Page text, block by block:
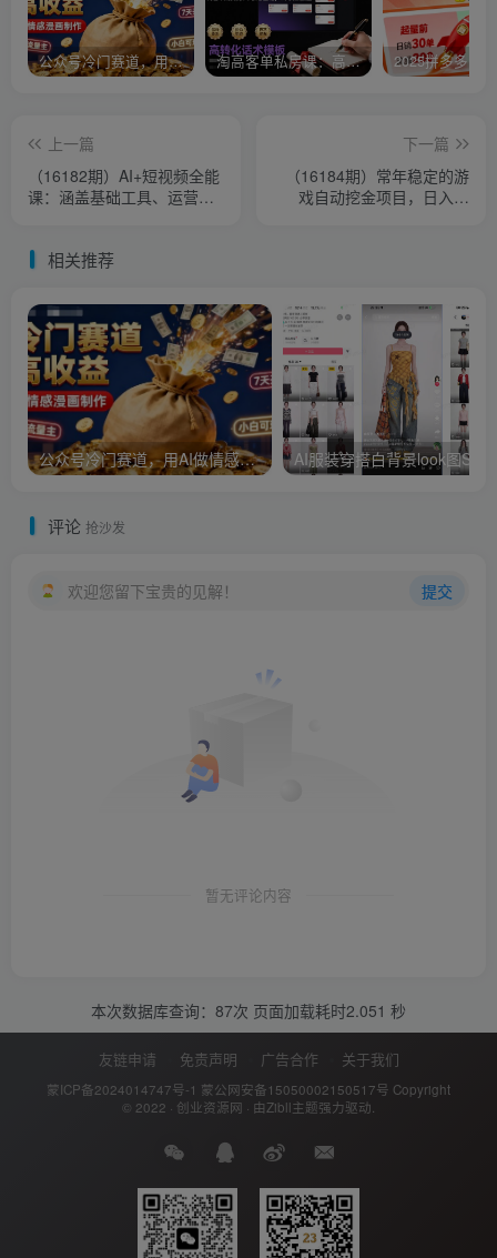
公众号冷门赛道，用AI做情感漫画，7天开通流量主，操作简单，小白可玩 淘高客单私房课：高客单成交的3个核心基础，1个实操法宝
上一篇
（16182期）AI+短视频全能
课：涵盖基础工具、运营策
下一篇
（16184期）常年稳定的游
戏自动挖金项目，日入千
相关推荐
公众号冷门赛道，用AI做情感漫画，7天开通流量主，操作简单，小白可玩
评论 抢沙发
欢迎您留下宝贵的见解！ 提交
暂无评论内容
本次数据库查询：87次 页面加载耗时2.051 秒
友链申请 免责声明 广告合作 关于我们
蒙ICP备2024014747号-1 蒙公网安备15050002150517号 Copyright
© 2022 · 创业资源网 · 由Zibll主题强力驱动.